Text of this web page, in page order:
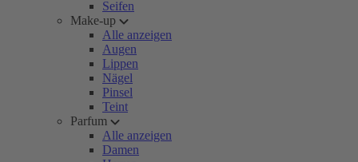
Seifen
Make-up
Alle anzeigen
Augen
Lippen
Nägel
Pinsel
Teint
Parfum
Alle anzeigen
Damen